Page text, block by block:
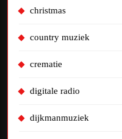
christmas
country muziek
crematie
digitale radio
dijkmanmuziek